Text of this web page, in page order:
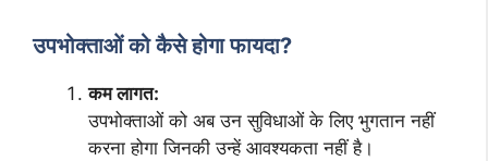
उपभोक्ताओं को कैसे होगा फायदा?
कम लागत:
उपभोक्ताओं को अब उन सुविधाओं के लिए भुगतान नहीं
करना होगा जिनकी उन्हें आवश्यकता नहीं है।